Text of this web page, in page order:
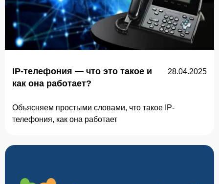
IP-телефония — что это такое и
как она работает?
28.04.2025
Объясняем простыми словами, что такое IP-
телефония, как она работает